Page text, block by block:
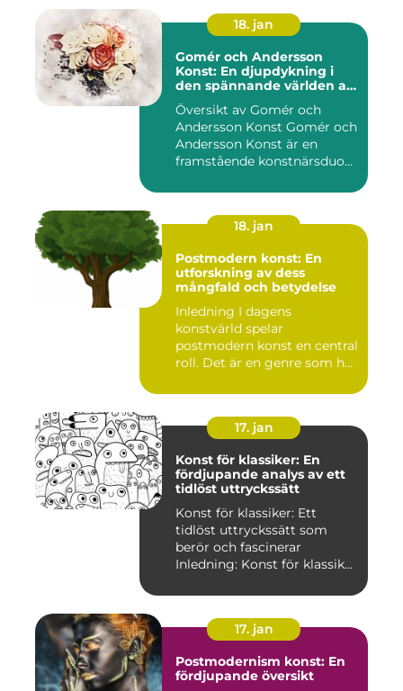
18. jan
Gomér och Andersson
Konst: En djupdykning i
den spännande världen av
konst
Översikt av Gomér och
Andersson Konst Gomér och
Andersson Konst är en
framstående konstnärsduo
18. jan
Postmodern konst: En
utforskning av dess
mångfald och betydelse
Inledning I dagens
konstvärld spelar
postmodern konst en central
roll. Det är en genre som har
17. jan
Konst för klassiker: En
fördjupande analys av ett
tidlöst uttryckssätt
Konst för klassiker: Ett
tidlöst uttryckssätt som
berör och fascinerar
Inledning: Konst för klassik...
17. jan
Postmodernism konst: En
fördjupande översikt